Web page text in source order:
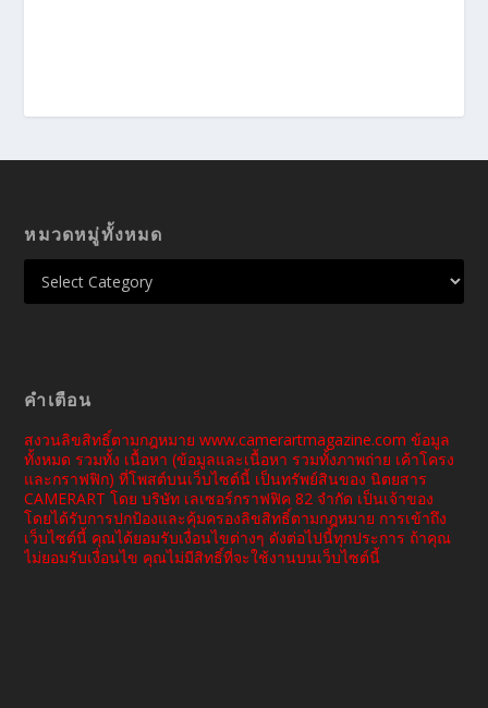
หมวดหมู่ทั้งหมด
คำเตือน
สงวนลิขสิทธิ์ตามกฎหมาย www.camerartmagazine.com ข้อมูล
ทั้งหมด รวมทั้ง เนื้อหา (ข้อมูลและเนื้อหา รวมทั้งภาพถ่าย เค้าโครง
และกราฟฟิก) ที่โพสต์บนเว็บไซต์นี้ เป็นทรัพย์สินของ นิตยสาร
CAMERART โดย บริษัท เลเซอร์กราฟฟิค 82 จำกัด เป็นเจ้าของ
โดยได้รับการปกป้องและคุ้มครองลิขสิทธิ์ตามกฎหมาย การเข้าถึง
เว็บไซต์นี้ คุณได้ยอมรับเงื่อนไขต่างๆ ดังต่อไปนี้ทุกประการ ถ้าคุณ
ไม่ยอมรับเงื่อนไข คุณไม่มีสิทธิ์ที่จะใช้งานบนเว็บไซต์นี้